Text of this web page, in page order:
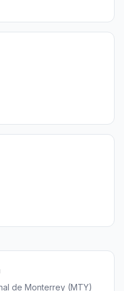
de Monterrey (MTY)